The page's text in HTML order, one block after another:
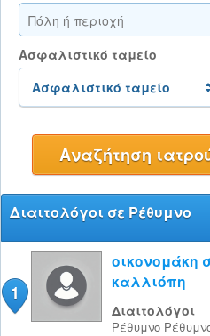
Ασφαλιστικό ταμείο
Διαιτολόγοι σε Ρέθυμνο
1
οικονομάκη
καλλιόπη
Διαιτολόγοι
Ρέθυμνο